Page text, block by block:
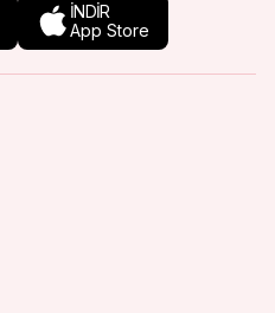
İNDİR
App Store